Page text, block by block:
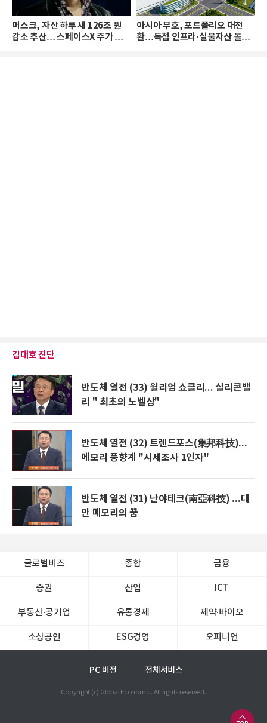
머스크, 자산 하루 새 126조 원
감소 추산… 스페이스X 주가 하
아시아 부호, 포트폴리오 대전
환…독점 인프라·실물자산 몰린
김대호 진단
반도체 열전 (33) 윌리엄 쇼클리... 실리콘밸
리 " 최초의 노벨상"
반도체 열전 (32) 트렌드포스(集邦科技)...
메모리 풍향계 "시세조사 1인자"
반도체 열전 (31) 난야테크(南亞科技) ...대
만 메모리의 꿈
글로벌비즈 종합 금융
증권 산업 ICT
부동산·공기업 유통경제 제약∙바이오
소상공인 ESG경영 오피니언
PC 버전 전체서비스
Copyright (c) Global Economic. All rights reserved.